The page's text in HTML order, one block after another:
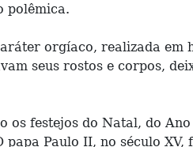
polêmica.
orgíaco, realizada em
seus rostos e corpos,
festejos do Natal, do
Paulo II, no século XV,